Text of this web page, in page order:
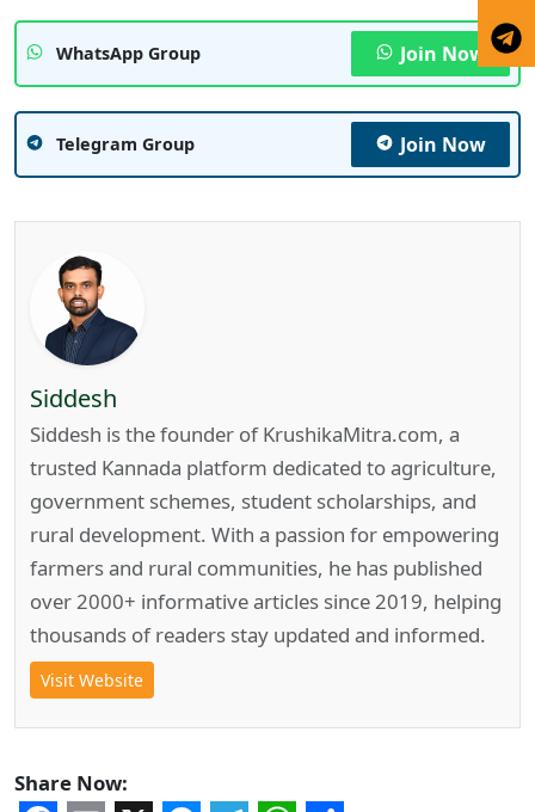
WhatsApp Group Join Now
Telegram Group Join Now
Siddesh
Siddesh is the founder of KrushikaMitra.com, a
trusted Kannada platform dedicated to agriculture,
government schemes, student scholarships, and
rural development. With a passion for empowering
farmers and rural communities, he has published
over 2000+ informative articles since 2019, helping
thousands of readers stay updated and informed.
Visit Website
Share Now: